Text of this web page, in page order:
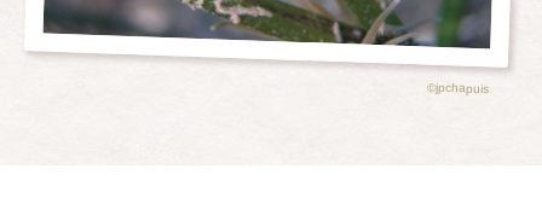
©jpchapuis